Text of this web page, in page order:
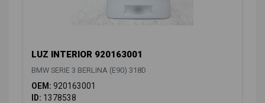
LUZ INTERIOR 920163001
BMW SERIE 3 BERLINA (E90) 318D
OEM: 920163001
ID: 1378538